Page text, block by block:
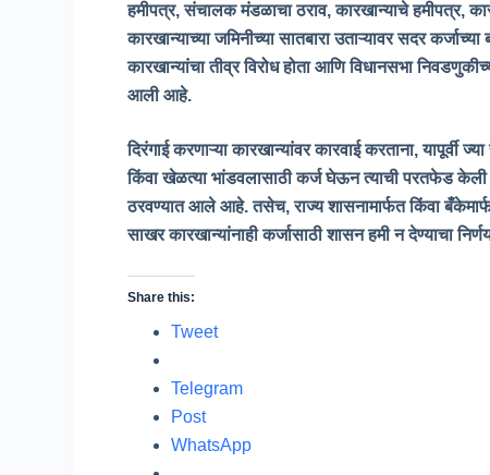
हमीपत्र, संचालक मंडळाचा ठराव, कारखान्याचे हमीपत्र,
कारखान्याच्या जमिनीच्या सातबारा उताऱ्यावर सदर
कारखान्यांचा तीव्र विरोध होता आणि विधानसभा
आली आहे.
दिरंगाई करणाऱ्या कारखान्यांवर कारवाई करताना, यापूर्वी
किंवा खेळत्या भांडवलासाठी कर्ज घेऊन त्याची परतफेड
ठरवण्यात आले आहे. तसेच, राज्य शासनामार्फत किंवा
साखर कारखान्यांनाही कर्जासाठी शासन हमी न देण्याचा
Share this:
Tweet
Telegram
Post
WhatsApp